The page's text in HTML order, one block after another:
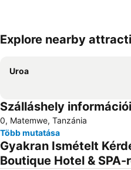
Nagy méretű térkép
Explore nearby
Uroa
Szálláshely információi
0, Matemwe, Tanzánia
Több mutatása
Gyakran Ismételt
Boutique Hotel & SPA-